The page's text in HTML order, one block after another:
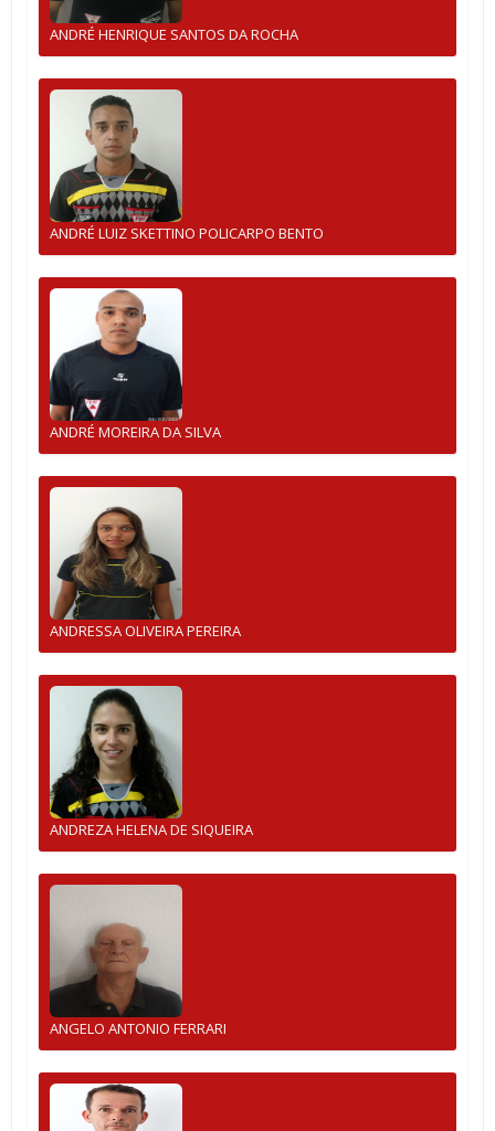
ANDRÉ HENRIQUE SANTOS DA ROCHA
ANDRÉ LUIZ SKETTINO POLICARPO BENTO
ANDRÉ MOREIRA DA SILVA
ANDRESSA OLIVEIRA PEREIRA
ANDREZA HELENA DE SIQUEIRA
ANGELO ANTONIO FERRARI